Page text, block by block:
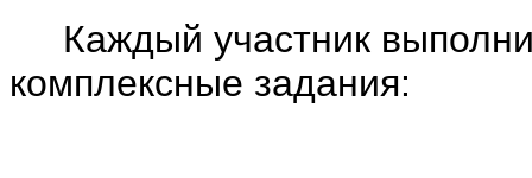
Каждый участник
комплексные задания: